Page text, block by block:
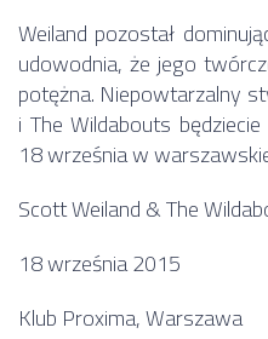
Weiland pozostał
udowodnia, że jego
potężna. Niepowtarzalny
i The Wildabouts
18 września w
Scott Weiland & The
18 września 2015
Klub Proxima, Warszawa